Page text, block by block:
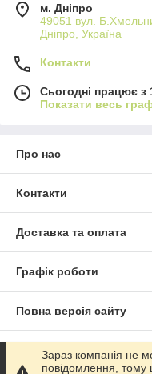
м. Дніпро
49051 вул.
Дніпро, Україна
Контакти
Сьогодні працює з
Показати весь
Про нас
Контакти
Доставка та оплата
Графік роботи
Повна версія сайту
Сайт створено на
Зараз компанія не
повідомлення, тому